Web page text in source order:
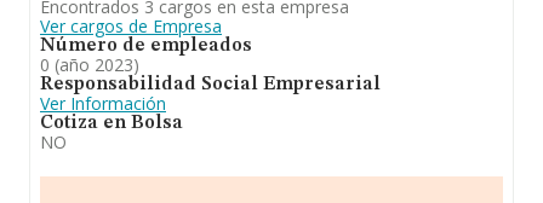
Encontrados 3 cargos en esta empresa
Ver cargos de Empresa
Número de empleados
0 (año 2023)
Responsabilidad Social Empresarial
Ver Información
Cotiza en Bolsa
NO